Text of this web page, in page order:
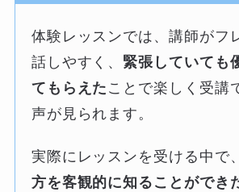
体験レッスンでは、講師がフ
話しやすく、 緊張していても
てもらえた ことで楽しく受講
声が見られます。
実際にレッスンを受ける中で、
方を客観的に知ることができ